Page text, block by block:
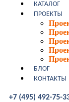
КАТАЛОГ
ПРОЕКТЫ
БЛОГ
КОНТАКТЫ
+7 (495) 492-75-